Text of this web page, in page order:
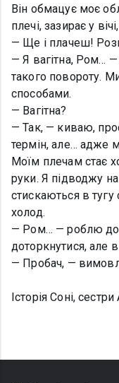
Він обмацує моє
плечі, зазирає у
— Ще і плачеш!
— Я вагітна, Ром…
такого повороту.
способами.
— Вагітна?
— Так, — киваю,
термін, але… адже
Моїм плечам стає
руки. Я підводжу на
стискаються в тугу
холод.
— Ром… — роблю до
доторкнутися, але
— Пробач, —
Історія Соні,